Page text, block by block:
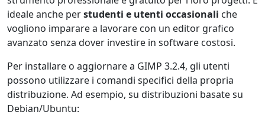
ideale anche perstudenti e utenti occasionali che
vogliono imparare a lavorare con un editor grafico
avanzato senza dover investire in software costosi.
Per installare o aggiornare a GIMP 3.2.4, gli utenti
possono utilizzare i comandi specifici della propria
distribuzione. Ad esempio, su distribuzioni basate su
Debian/Ubuntu: